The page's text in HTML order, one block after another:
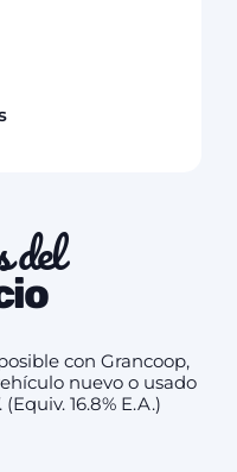
del
con Grancoop,
nuevo o usado
16.8% E.A.)